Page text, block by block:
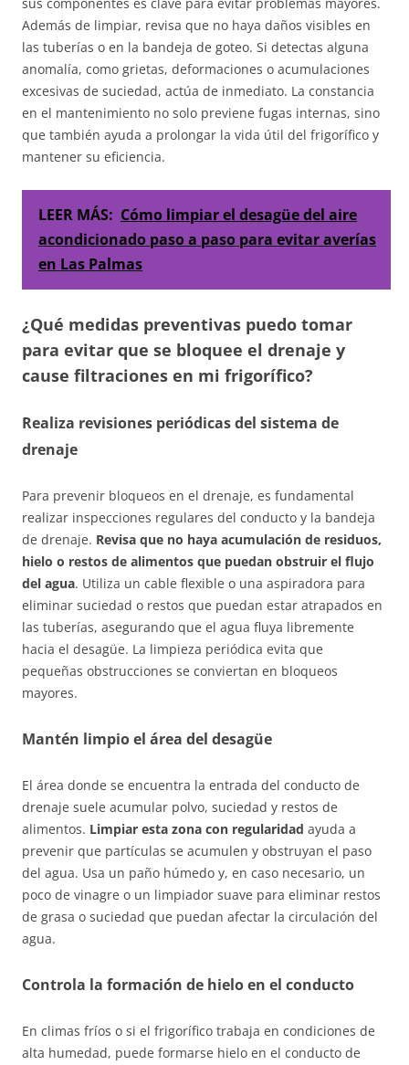
Además de limpiar, revisa que no haya daños visibles en
las tuberías o en la bandeja de goteo. Si detectas alguna
anomalía, como grietas, deformaciones o acumulaciones
excesivas de suciedad, actúa de inmediato. La constancia
en el mantenimiento no solo previene fugas internas, sino
que también ayuda a prolongar la vida útil del frigorífico y
mantener su eficiencia.
LEER MÁS: Cómo limpiar el desagüe del aire
acondicionado paso a paso para evitar averías
en Las Palmas
¿Qué medidas preventivas puedo tomar
para evitar que se bloquee el drenaje y
cause filtraciones en mi frigorífico?
Realiza revisiones periódicas del sistema de
drenaje
Para prevenir bloqueos en el drenaje, es fundamental
realizar inspecciones regulares del conducto y la bandeja
de drenaje. Revisa que no haya acumulación de residuos,
hielo o restos de alimentos que puedan obstruir el flujo
del agua. Utiliza un cable flexible o una aspiradora para
eliminar suciedad o restos que puedan estar atrapados en
las tuberías, asegurando que el agua fluya libremente
hacia el desagüe. La limpieza periódica evita que
pequeñas obstrucciones se conviertan en bloqueos
mayores.
Mantén limpio el área del desagüe
El área donde se encuentra la entrada del conducto de
drenaje suele acumular polvo, suciedad y restos de
alimentos. Limpiar esta zona con regularidad ayuda a
prevenir que partículas se acumulen y obstruyan el paso
del agua. Usa un paño húmedo y, en caso necesario, un
poco de vinagre o un limpiador suave para eliminar restos
de grasa o suciedad que puedan afectar la circulación del
agua.
Controla la formación de hielo en el conducto
En climas fríos o si el frigorífico trabaja en condiciones de
alta humedad, puede formarse hielo en el conducto de